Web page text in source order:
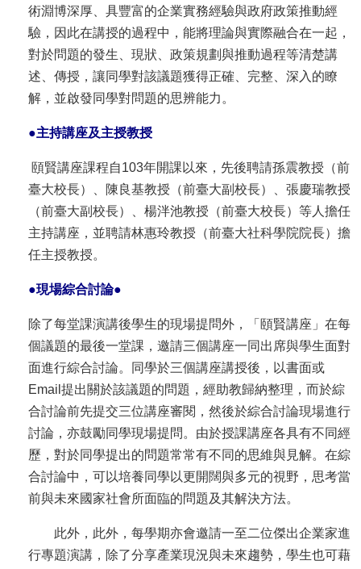
術淵博深厚、具豐富的企業實務經驗與政府政策推動經
驗，因此在講授的過程中，能將理論與實際融合在一起，
對於問題的發生、現狀、政策規劃與推動過程等清楚講
述、傳授，讓同學對該議題獲得正確、完整、深入的瞭
解，並啟發同學對問題的思辨能力。
●主持講座及主授教授
頤賢講座課程自103年開課以來，先後聘請孫震教授（前
臺大校長）、陳良基教授（前臺大副校長）、張慶瑞教授
（前臺大副校長）、楊泮池教授（前臺大校長）等人擔任
主持講座，並聘請林惠玲教授（前臺大社科學院院長）擔
任主授教授。
●現場綜合討論●
除了每堂課演講後學生的現場提問外，「頤賢講座」在每
個議題的最後一堂課，邀請三個講座一同出席與學生面對
面進行綜合討論。同學於三個講座講授後，以書面或
Email提出關於該議題的問題，經助教歸納整理，而於綜
合討論前先提交三位講座審閱，然後於綜合討論現場進行
討論，亦鼓勵同學現場提問。由於授課講座各具有不同經
歷，對於同學提出的問題常常有不同的思維與見解。在綜
合討論中，可以培養同學以更開闊與多元的視野，思考當
前與未來國家社會所面臨的問題及其解決方法。
此外，此外，每學期亦會邀請一至二位傑出企業家進
行專題演講，除了分享產業現況與未來趨勢，學生也可藉